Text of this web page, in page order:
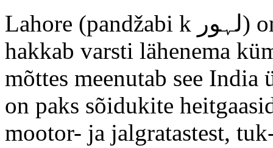
Lahore (pandžabi k لہور) on kiiresti kavav linn, elanike arv
hakkab varsti lähenema
mõttes meenutab see
on paks sõidukite
mootor- ja jalgratastest,